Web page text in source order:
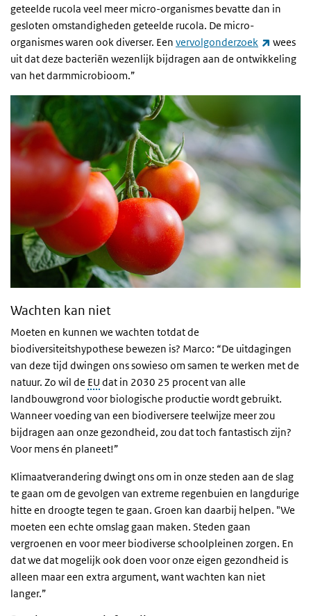
geteelde rucola veel meer micro-organismes bevatte dan in
gesloten omstandigheden geteelde rucola. De micro-
organismes waren ook diverser. Een vervolgonderzoek
wees
uit dat deze bacteriën wezenlijk bijdragen aan de ontwikkeling
van het darmmicrobioom.”
Wachten kan niet
Moeten en kunnen we wachten totdat de
biodiversiteitshypothese bewezen is? Marco: “De uitdagingen
van deze tijd dwingen ons sowieso om samen te werken met de
natuur. Zo wil de EU dat in 2030 25 procent van alle
landbouwgrond voor biologische productie wordt gebruikt.
Wanneer voeding van een biodiversere teelwijze meer zou
bijdragen aan onze gezondheid, zou dat toch fantastisch zijn?
Voor mens én planeet!”
Klimaatverandering dwingt ons om in onze steden aan de slag
te gaan om de gevolgen van extreme regenbuien en langdurige
hitte en droogte tegen te gaan. Groen kan daarbij helpen. "We
moeten een echte omslag gaan maken. Steden gaan
vergroenen en voor meer biodiverse schoolpleinen zorgen. En
dat we dat mogelijk ook doen voor onze eigen gezondheid is
alleen maar een extra argument, want wachten kan niet
langer.”